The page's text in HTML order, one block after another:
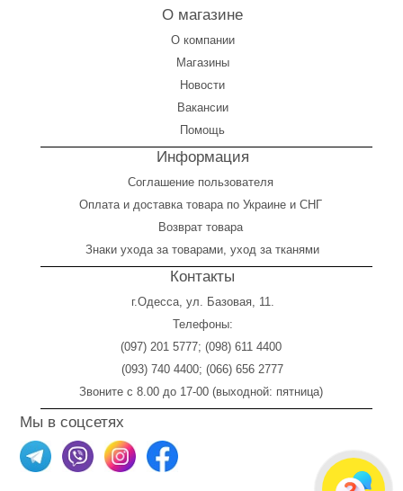
О магазине
О компании
Магазины
Новости
Вакансии
Помощь
Информация
Соглашение пользователя
Оплатаи доставка товара по Украине и СНГ
Возврат товара
Знаки ухода за товарами, уход за тканями
Контакты
г.Одесса, ул. Базовая, 11.
Телефоны:
(097) 201 5777; (098) 611 4400
(093) 740 4400; (066) 656 2777
Звоните с 8.00 до 17-00 (выходной: пятница)
Мы в соцсетях